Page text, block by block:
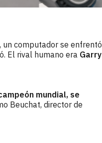
un computador se enfrentó
El rival humano era Garry
mundial, se
Beuchat, director de